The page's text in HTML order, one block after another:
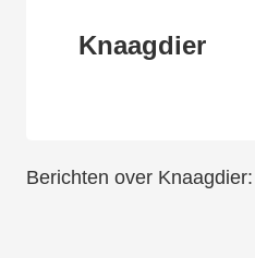
Knaagdier
Berichten over Knaagdier: